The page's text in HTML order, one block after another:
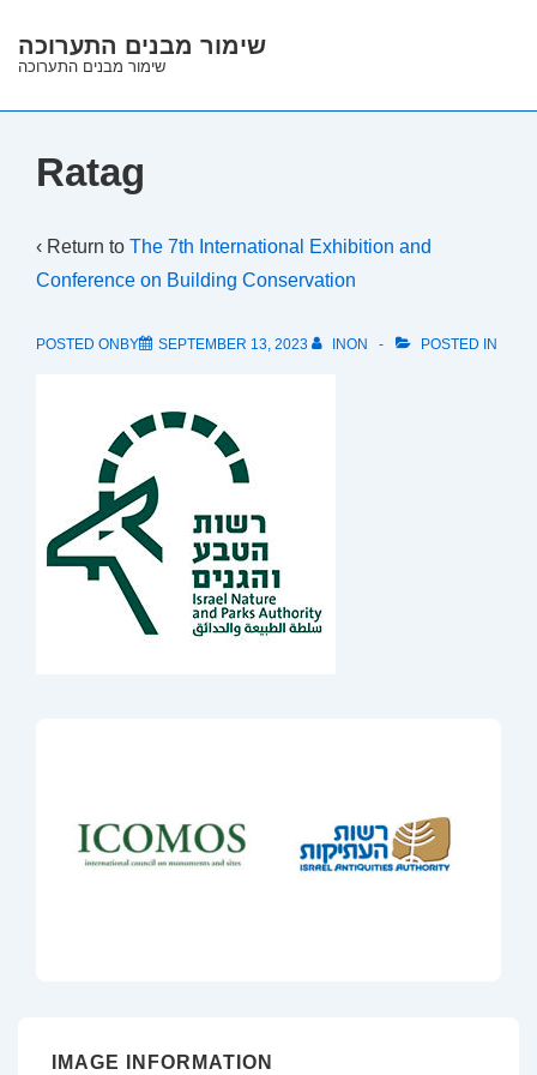
Skip
Main
שימור מבנים התערוכה
שימור מבנים התערוכה
Ratag
‹ Return to The 7th International Exhibition and
Conference on Building Conservation
POSTED ONBY SEPTEMBER 13, 2023 INON POSTED IN
IMAGE INFORMATION